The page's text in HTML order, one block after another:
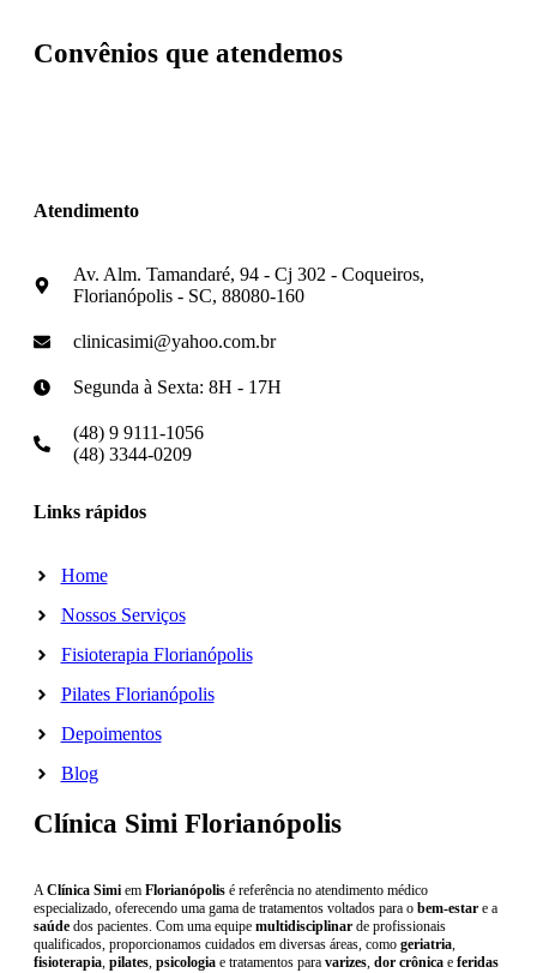
Convênios que atendemos
Atendimento
Av. Alm. Tamandaré, 94 - Cj 302 - Coqueiros,
Florianópolis - SC, 88080-160
clinicasimi@yahoo.com.br
Segunda à Sexta: 8H - 17H
(48) 9 9111-1056
(48) 3344-0209
Links rápidos
Home
Nossos Serviços
Fisioterapia Florianópolis
Pilates Florianópolis
Depoimentos
Blog
Clínica Simi Florianópolis
AClínica Simi em Florianópolis é referência no atendimento médico
especializado, oferecendo uma gama de tratamentos voltados para o bem-estar e a
saúde dos pacientes. Com uma equipe multidisciplinar de profissionais
qualificados, proporcionamos cuidados em diversas áreas, como geriatria,
fisioterapia, pilates, psicologia e tratamentos para varizes, dor crônica e feridas